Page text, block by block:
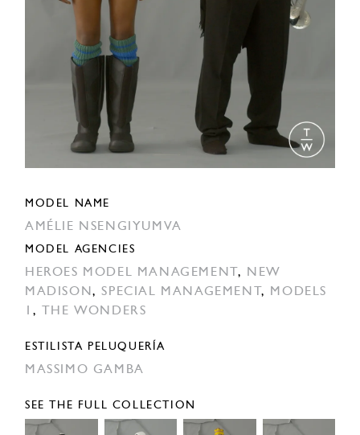
MODEL NAME
AMÉLIE NSENGIYUMVA
MODEL AGENCIES
HEROES MODEL MANAGEMENT , NEW
MADISON,SPECIAL MANAGEMENT, MODELS
1 , THE WONDERS
ESTILISTA PELUQUERÍA
MASSIMO GAMBA
SEE THE FULL COLLECTION